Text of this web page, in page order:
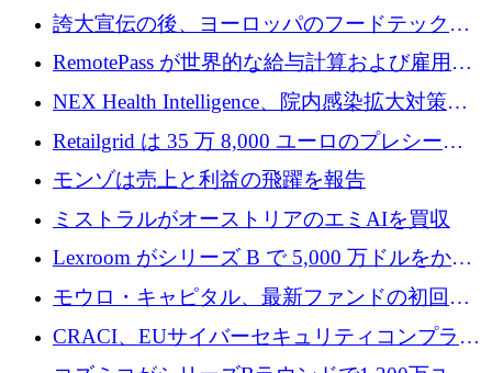
産業化するために 2 億 8,000 万ユーロのベル
リン GigaLab を発表
誇大宣伝の後、ヨーロッパのフードテックセ
クターはファンダメンタルズを中心に再構築
RemotePass が世界的な給与計算および雇用プ
ラットフォームを拡大するために 1,740 万ド
NEX Health Intelligence、院内感染拡大対策に
100万ユーロを確保
Retailgrid は 35 万 8,000 ユーロのプレシード
ラウンドで小売業のスプレッドシートをター
ゲットにしています
モンゾは売上と利益の飛躍を報告
ミストラルがオーストリアのエミAIを買収
Lexroom がシリーズ B で 5,000 万ドルをかけ
てヨーロッパ大陸法用の法律 AI を構築
モウロ・キャピタル、最新ファンドの初回ク
ローズで4億ドルを確保
CRACI、EUサイバーセキュリティコンプライ
アンスプラットフォームのために140万ユーロ